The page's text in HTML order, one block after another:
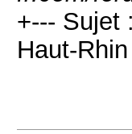
+--- Sujet
Haut-